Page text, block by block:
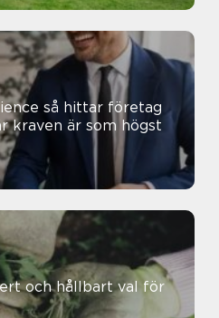
företag
kraven är som högst
och hållbart val för